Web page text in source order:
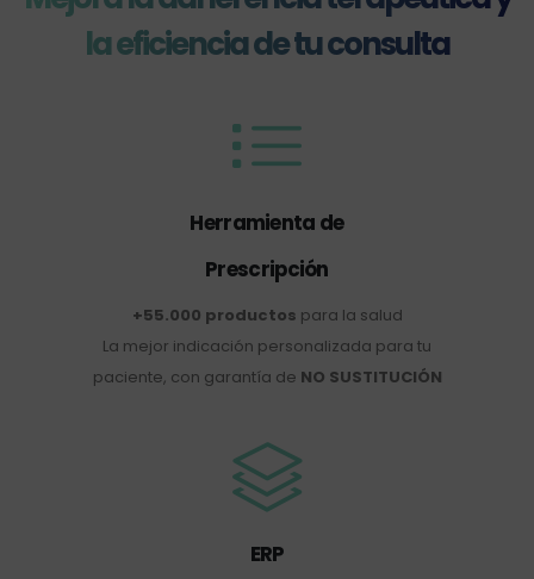
la eficiencia de tu consulta
Herramienta de
Prescripción
+55.000 productos para la salud
La mejor indicación personalizada para tu
paciente, con garantía de NO SUSTITUCIÓN
ERP